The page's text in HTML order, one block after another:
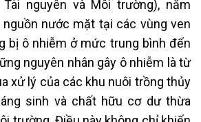
nguyên và Môi trường), năm
nguồn nước mặt tại các vùng ven
bị ô nhiễm ở mức trung bình đến
nguyên nhân gây ô nhiễm là từ
xử lý của các khu nuôi trồng thủy
sinh và chất hữu cơ dư thừa